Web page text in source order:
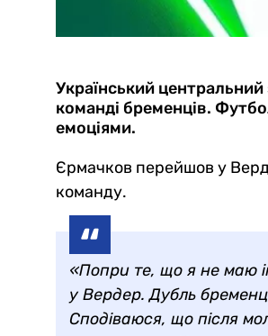
Український
команді бременців.
емоціями.
Єрмачков перейшов у
команду.
«Попри те, що я не маю
у Вердер. Дубль
Сподіваюся, що після